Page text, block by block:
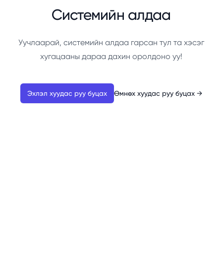
Системийн алдаа
Уучлаарай, системийн алдаа гарсан тул та хэсэг
хугацааны дараа дахин оролдоно уу!
Эхлэл хуудас руу буцах Өмнөх хуудас руу буцах →